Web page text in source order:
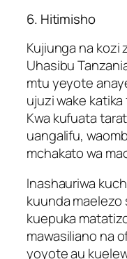
6. Hitimisho
Kujiunga na kozi
Uhasibu
mtu yeyote
ujuzi wake
Kwa kufuata
uangalifu,
mchakato wa
Inashauriwa
kuunda maelezo
kuepuka
mawasiliano na
yoyote au